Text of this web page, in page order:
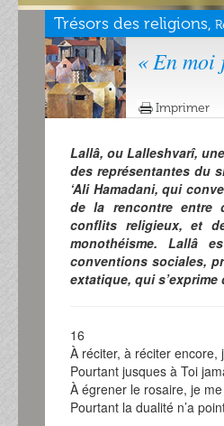
Trésors des religions,
« En moi
Imprimer
Lallâ, ou Lalleshvarî,
des représentantes du
‘Ali Hamadani, qui
de la rencontre entre
conflits religieux, et
monothéisme. Lallâ
conventions sociales,
extatique, qui
16
À réciter, à réciter
Pourtant jusques à Toi
À égrener le rosaire, je
Pourtant la dualité n’a